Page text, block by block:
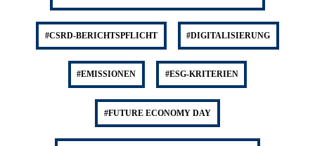
#CSRD-BERICHTSPFLICHT #DIGITALISIERUNG
#EMISSIONEN #ESG-KRITERIEN
#FUTURE ECONOMY DAY